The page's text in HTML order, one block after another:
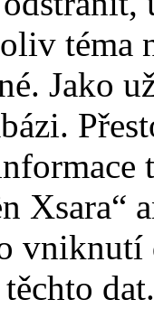
téma
Jako
Xsara“
vniknutí
dat.